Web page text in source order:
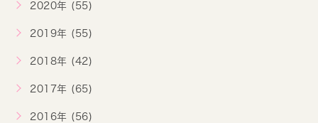
2020年 (55)
2019年 (55)
2018年 (42)
2017年 (65)
2016年 (56)